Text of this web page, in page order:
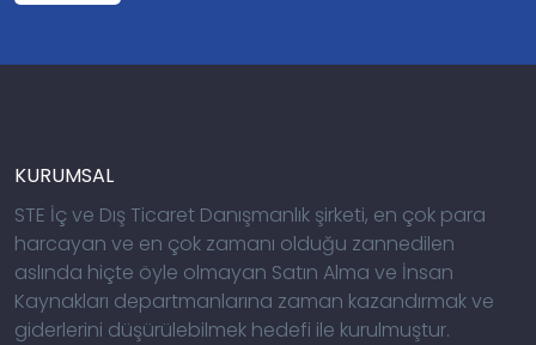
KURUMSAL
STE İç ve Dış Ticaret Danışmanlık şirketi, en çok para
harcayan ve en çok zamanı olduğu zannedilen
aslında hiçte öyle olmayan Satın Alma ve İnsan
Kaynakları departmanlarına zaman kazandırmak ve
giderlerini düşürülebilmek hedefi ile kurulmuştur.